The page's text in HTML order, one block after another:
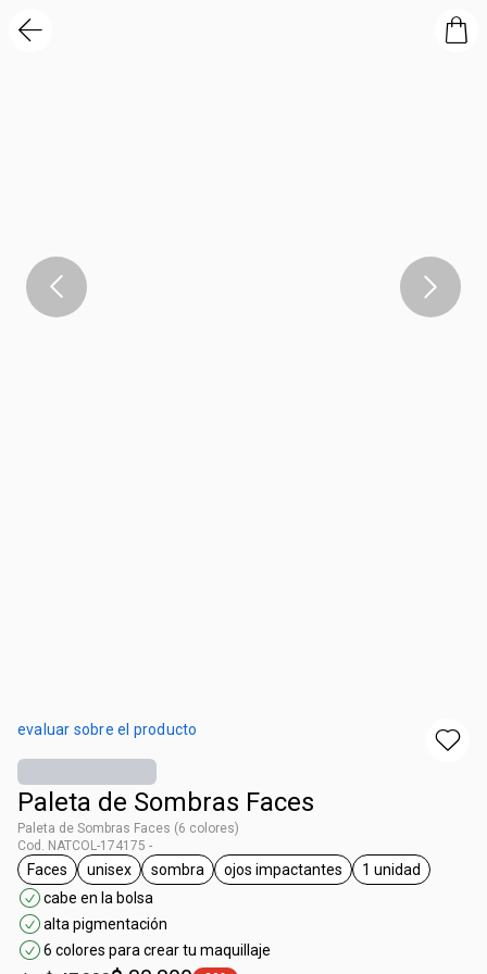
evaluar sobre el producto
Paleta de Sombras Faces
Paleta de Sombras Faces (6 colores)
Cod. NATCOL-174175 -
general.tag Faces
Faces
general.tag unisex
unisex
general.tag sombra
sombra
general.tag ojos impactantes
ojos impactantes
general.tag 1
1 unidad
cabe en la bolsa
alta pigmentación
6 colores para crear tu maquillaje